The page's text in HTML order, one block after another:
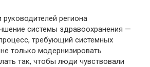
региона
системы здравоохранения —
требующий системных
только модернизировать
так, чтобы люди чувствовали